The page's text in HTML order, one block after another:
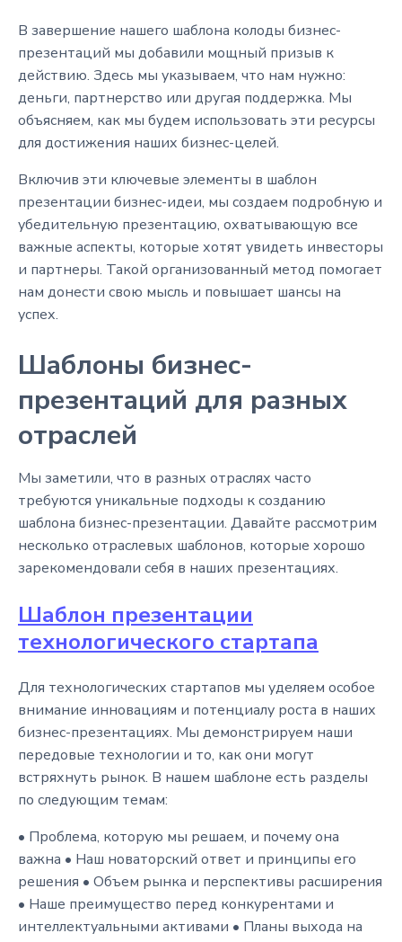
В завершение нашего шаблона колоды бизнес-
презентаций мы добавили мощный призыв к
действию. Здесь мы указываем, что нам нужно:
деньги, партнерство или другая поддержка. Мы
объясняем, как мы будем использовать эти ресурсы
для достижения наших бизнес-целей.
Включив эти ключевые элементы в шаблон
презентации бизнес-идеи, мы создаем подробную и
убедительную презентацию, охватывающую все
важные аспекты, которые хотят увидеть инвесторы
и партнеры. Такой организованный метод помогает
нам донести свою мысль и повышает шансы на
успех.
Шаблоны бизнес-
презентаций для разных
отраслей
Мы заметили, что в разных отраслях часто
требуются уникальные подходы к созданию
шаблона бизнес-презентации. Давайте рассмотрим
несколько отраслевых шаблонов, которые хорошо
зарекомендовали себя в наших презентациях.
Шаблон презентации
технологического стартапа
Для технологических стартапов мы уделяем особое
внимание инновациям и потенциалу роста в наших
бизнес-презентациях. Мы демонстрируем наши
передовые технологии и то, как они могут
встряхнуть рынок. В нашем шаблоне есть разделы
по следующим темам:
• Проблема, которую мы решаем, и почему она
важна • Наш новаторский ответ и принципы его
решения • Объем рынка и перспективы расширения
• Наше преимущество перед конкурентами и
интеллектуальными активами • Планы выхода на